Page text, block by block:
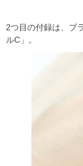
2つ目の付録は、ブ
ルC」。